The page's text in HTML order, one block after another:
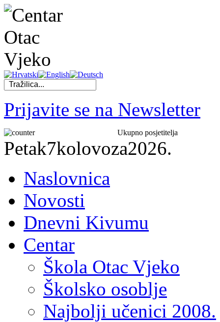
Prijavite se na Newsletter
Ukupno posjetitelja
Petak7kolovoza2026.
Naslovnica
Novosti
Dnevni Kivumu
Centar
Škola Otac Vjeko
Školsko osoblje
Najbolji učenici 2008.